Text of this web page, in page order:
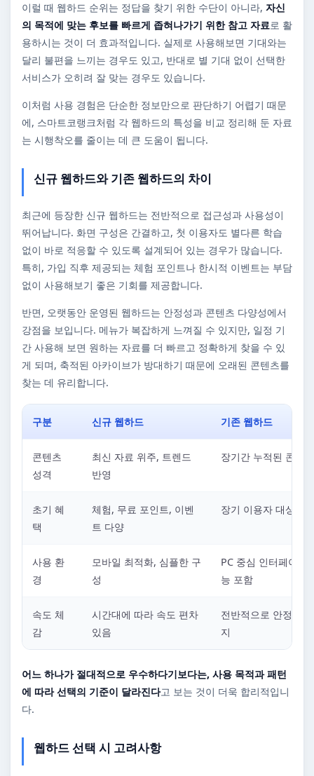
이럴 때 웹하드 순위는 정답을 찾기 위한 수단이 아니라, 자신
의 목적에 맞는 후보를 빠르게 좁혀나가기 위한 참고 자료로 활
용하시는 것이 더 효과적입니다. 실제로 사용해보면 기대와는
달리 불편을 느끼는 경우도 있고, 반대로 별 기대 없이 선택한
서비스가 오히려 잘 맞는 경우도 있습니다.
이처럼 사용 경험은 단순한 정보만으로 판단하기 어렵기 때문
에, 스마트코랭크처럼 각 웹하드의 특성을 비교 정리해 둔 자료
는 시행착오를 줄이는 데 큰 도움이 됩니다.
신규 웹하드와 기존 웹하드의 차이
최근에 등장한 신규 웹하드는 전반적으로 접근성과 사용성이
뛰어납니다. 화면 구성은 간결하고, 첫 이용자도 별다른 학습
없이 바로 적응할 수 있도록 설계되어 있는 경우가 많습니다.
특히, 가입 직후 제공되는 체험 포인트나 한시적 이벤트는 부담
없이 사용해보기 좋은 기회를 제공합니다.
반면, 오랫동안 운영된 웹하드는 안정성과 콘텐츠 다양성에서
강점을 보입니다. 메뉴가 복잡하게 느껴질 수 있지만, 일정 기
간 사용해 보면 원하는 자료를 더 빠르고 정확하게 찾을 수 있
게 되며, 축적된 아카이브가 방대하기 때문에 오래된 콘텐츠를
찾는 데 유리합니다.
구분 신규 웹하드 기존 웹하드
콘텐츠
성격
최신 자료 위주, 트렌드
반영
장기간 누적된 콘텐
초기 혜
택
체험, 무료 포인트, 이벤
트 다양
장기 이용자 대상 혜
사용 환
경
모바일 최적화, 심플한 구
성
PC 중심 인터페이스,
능 포함
속도 체
감
시간대에 따라 속도 편차
있음
전반적으로 안정적
지
어느 하나가 절대적으로 우수하다기보다는, 사용 목적과 패턴
에 따라 선택의 기준이 달라진다고 보는 것이 더욱 합리적입니
다.
웹하드 선택 시 고려사항